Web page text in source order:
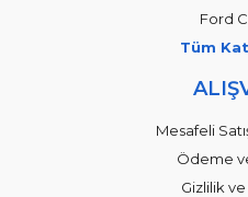
Ford
Tüm
Mesafeli
Ödeme
Gizlilik